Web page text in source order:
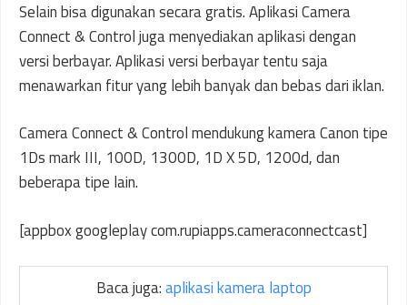
Selain bisa digunakan secara gratis. Aplikasi Camera
Connect & Control juga menyediakan aplikasi dengan
versi berbayar. Aplikasi versi berbayar tentu saja
menawarkan fitur yang lebih banyak dan bebas dari iklan.
Camera Connect & Control mendukung kamera Canon tipe
1Ds mark III, 100D, 1300D, 1D X 5D, 1200d, dan
beberapa tipe lain.
[appbox googleplay com.rupiapps.cameraconnectcast]
Baca juga:aplikasi kamera laptop